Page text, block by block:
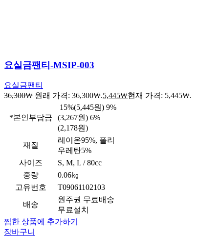
요실금팬티-MSIP-003
요실금팬티
36,300₩ 원래 가격: 36,300₩.5,445₩현재 가격: 5,445₩.
*본인부담금
15%(5,445원) 9%
(3,267원) 6%
(2,178원)
재질
레이온95%, 폴리
우레탄5%
사이즈
S, M, L / 80cc
중량
0.06㎏
고유번호
T09061102103
배송
원주권 무료배송
무료설치
찜한 상품에 추가하기
장바구니